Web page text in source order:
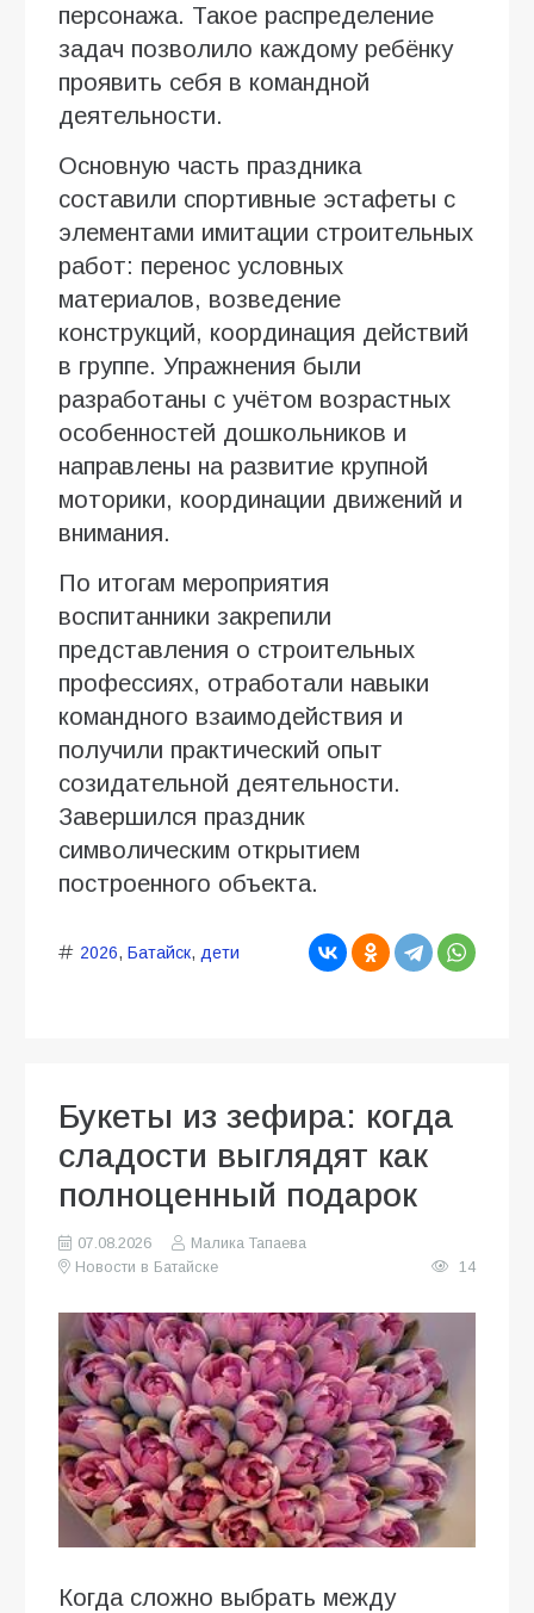
персонажа. Такое распределение
задач позволило каждому ребёнку
проявить себя в командной
деятельности.
Основную часть праздника
составили спортивные эстафеты с
элементами имитации строительных
работ: перенос условных
материалов, возведение
конструкций, координация действий
в группе. Упражнения были
разработаны с учётом возрастных
особенностей дошкольников и
направлены на развитие крупной
моторики, координации движений и
внимания.
По итогам мероприятия
воспитанники закрепили
представления о строительных
профессиях, отработали навыки
командного взаимодействия и
получили практический опыт
созидательной деятельности.
Завершился праздник
символическим открытием
построенного объекта.
2026, Батайск, дети
Букеты из зефира: когда
сладости выглядят как
полноценный подарок
07.08.2026
Малика Тапаева
Новости в Батайске
14
Когда сложно выбрать между